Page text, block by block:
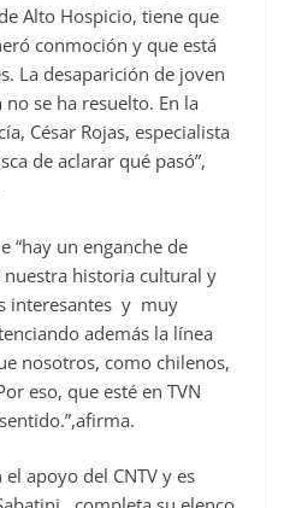
Alto Hospicio, tiene que
conmoción y que está
La desaparición de joven
se ha resuelto. En la
César Rojas, especialista
de aclarar qué pasó”,
“hay un enganche de
historia cultural y
interesantes y muy
además la línea
nosotros, como chilenos,
eso, que esté en TVN
apoyo del CNTV y es